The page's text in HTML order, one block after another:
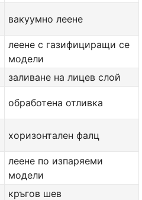
вакуумно леене
леене с газифициращи се
модели
заливане на лицев слой
обработена отливка
хоризонтален фалц
леене по изпаряеми
модели
кръгов шев